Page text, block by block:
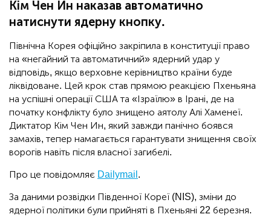
Кім Чен Ин наказав автоматично
натиснути ядерну кнопку.
Північна Корея офіційно закріпила в конституції право
на «негайний та автоматичний» ядерний удар у
відповідь, якщо верховне керівництво країни буде
ліквідоване. Цей крок став прямою реакцією Пхеньяна
на успішні операції США та «Ізраїлю» в Ірані, де на
початку конфлікту було знищено аятолу Алі Хаменеї.
Диктатор Кім Чен Ин, який завжди панічно боявся
замахів, тепер намагається гарантувати знищення своїх
ворогів навіть після власної загибелі.
Про це повідомляє Dailymail.
За даними розвідки Південної Кореї (NIS), зміни до
ядерної політики були прийняті в Пхеньяні 22 березня.